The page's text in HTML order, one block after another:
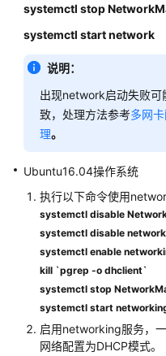
考
SDK
参
场
代
示
例
常
见
问
题
systemctl stop
systemctl start network
说明：
出现network启动失败可
致，处理方法参考多网
理。
Ubuntu16.04操作系统
执行以下命令使用
systemctl disable
systemctl disable
systemctl enable
kill `pgrep -o dhclient`
systemctl stop
systemctl start
启用networking服务，
网络配置为DHCP模式。